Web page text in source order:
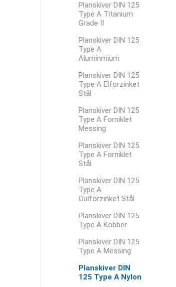
Planskiver DIN 125
Type A Titanium
Grade II
Planskiver DIN 125
Type A
Aluminmium
Planskiver DIN 125
Type A Elforzinket
Stål
Planskiver DIN 125
Type A Forniklet
Messing
Planskiver DIN 125
Type A Forniklet
Stål
Planskiver DIN 125
Type A
Gulforzinket Stål
Planskiver DIN 125
Type A Kobber
Planskiver DIN 125
Type A Messing
Planskiver DIN
125 Type A Nylon